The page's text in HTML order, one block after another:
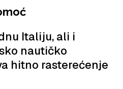
Italiju, ali i
nautičko
hitno rasterećenje